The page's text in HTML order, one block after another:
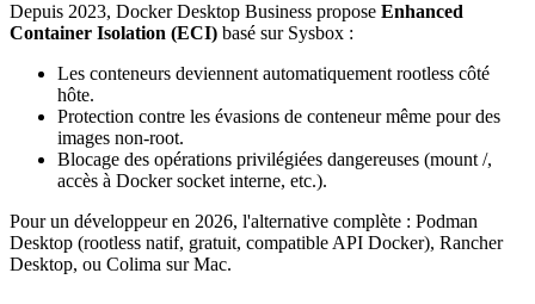
Depuis 2023, Docker Desktop Business propose Enhanced
Container Isolation (ECI) basé sur Sysbox :
Les conteneurs deviennent automatiquement rootless côté
hôte.
Protection contre les évasions de conteneur même pour des
images non-root.
Blocage des opérations privilégiées dangereuses (mount /,
accès à Docker socket interne, etc.).
Pour un développeur en 2026, l'alternative complète : Podman
Desktop (rootless natif, gratuit, compatible API Docker), Rancher
Desktop, ou Colima sur Mac.